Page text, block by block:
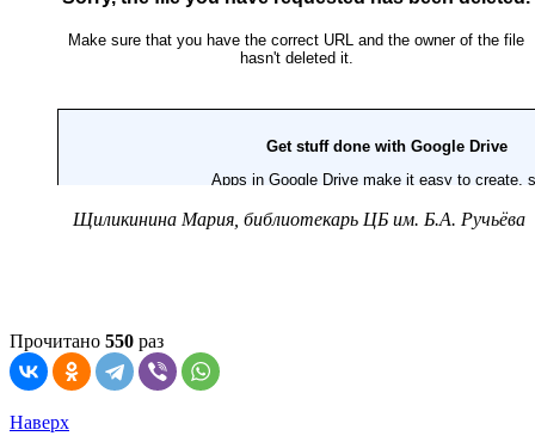
Щиликинина Мария, библиотекарь ЦБ им. Б.А. Ручьёва
Прочитано 550 раз
Наверх